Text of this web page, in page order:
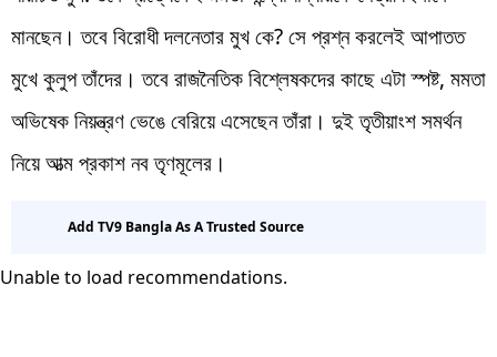
মানছেন। তবে বিরোধী দলনেতার মুখ কে? সে প্রশ্ন করলেই আপাতত
মুখে কুলুপ তাঁদের। তবে রাজনৈতিক বিশ্লেষকদের কাছে এটা স্পষ্ট, মমতা
অভিষেক নিয়ন্ত্রণ ভেঙে বেরিয়ে এসেছেন তাঁরা। দুই তৃতীয়াংশ সমর্থন
নিয়ে আত্ম প্রকাশ নব তৃণমূলের।
Add TV9 Bangla As A Trusted Source
Unable to load recommendations.